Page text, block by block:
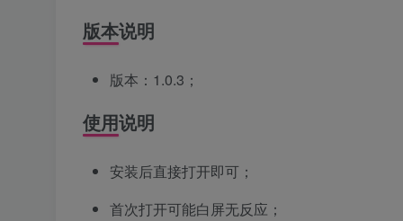
版本说明
版本：1.0.3；
使用说明
安装后直接打开即可；
首次打开可能白屏无反应；